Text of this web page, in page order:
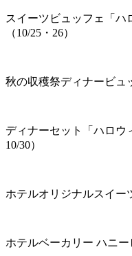
スイーツビュッフェ「ハ
（10/25・26）
秋の収穫祭ディナービュ
ディナーセット「ハロウ
10/30）
ホテルオリジナルスイー
ホテルベーカリー ハニ